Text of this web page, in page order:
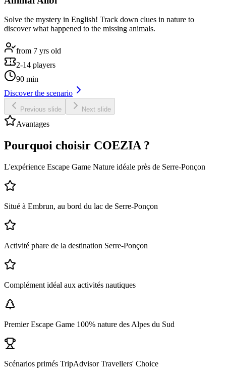
Solve the mystery in English! Track down clues in nature to
discover what happened to the missing animals.
from 7 yrs old
2-14 players
90 min
Discover the scenario
Previous slide Next slide
Avantages
Pourquoi choisir COEZIA ?
L'expérience Escape Game Nature idéale près de Serre-Ponçon
Situé à Embrun, au bord du lac de Serre-Ponçon
Activité phare de la destination Serre-Ponçon
Complément idéal aux activités nautiques
Premier Escape Game 100% nature des Alpes du Sud
Scénarios primés TripAdvisor Travellers' Choice